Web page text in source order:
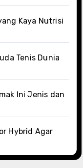
Kaya Nutrisi
Tenis Dunia
Ini Jenis dan
Hybrid Agar